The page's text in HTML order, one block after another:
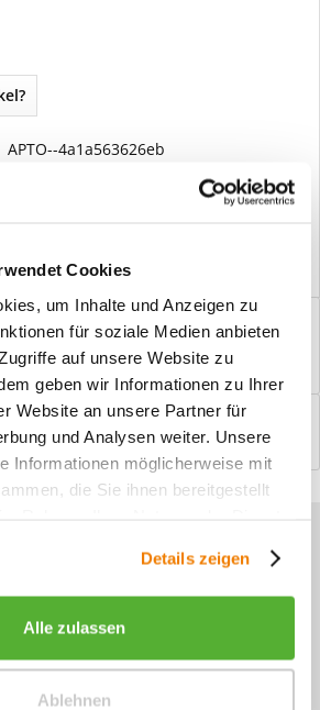
Cookies
um Inhalte und Anzeigen zu
für soziale Medien anbieten
auf unsere Website zu
geben wir Informationen zu Ihrer
Website an unsere Partner für
und Analysen weiter. Unsere
Informationen möglicherweise mit
die Sie ihnen bereitgestellt
Details zeigen
Alle zulassen
Ablehnen
APTO--4a1a563626eb
am Bildschirm konfigurieren und
In wenigen...
und diskutieren...mehr
zu unseren
34 04
Mo - Do, 09:00 - 16:00 Uhr
und Fr, 09:00 - 13:00 Uhr